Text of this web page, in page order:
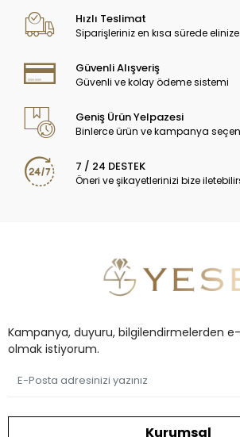
Hızlı Teslimat
Siparişleriniz en kısa sürede elinize
Güvenli Alışveriş
Güvenli ve kolay ödeme sistemi
Geniş Ürün Yelpazesi
Binlerce ürün ve kampanya
7 / 24 DESTEK
Öneri ve şikayetlerinizi bize
Kampanya, duyuru, bilgilendirmelerden
olmak istiyorum.
Kurumsal